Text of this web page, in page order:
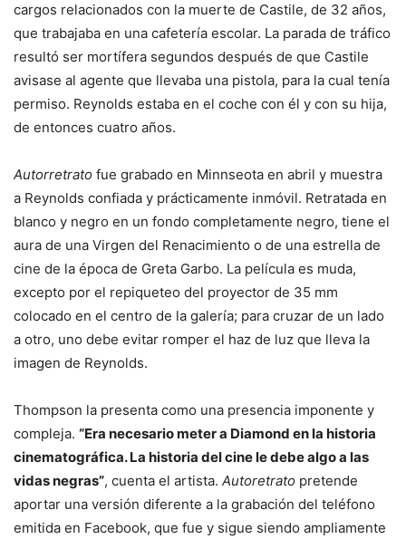
cargos relacionados con la muerte de Castile, de 32 años,
que trabajaba en una cafetería escolar. La parada de tráfico
resultó ser mortífera segundos después de que Castile
avisase al agente que llevaba una pistola, para la cual tenía
permiso. Reynolds estaba en el coche con él y con su hija,
de entonces cuatro años.
Autorretrato fue grabado en Minnseota en abril y muestra
a Reynolds confiada y prácticamente inmóvil. Retratada en
blanco y negro en un fondo completamente negro, tiene el
aura de una Virgen del Renacimiento o de una estrella de
cine de la época de Greta Garbo. La película es muda,
excepto por el repiqueteo del proyector de 35 mm
colocado en el centro de la galería; para cruzar de un lado
a otro, uno debe evitar romper el haz de luz que lleva la
imagen de Reynolds.
Thompson la presenta como una presencia imponente y
compleja. “Era necesario meter a Diamond en la historia
cinematográfica. La historia del cine le debe algo a las
vidas negras”, cuenta el artista. Autoretrato pretende
aportar una versión diferente a la grabación del teléfono
emitida en Facebook, que fue y sigue siendo ampliamente